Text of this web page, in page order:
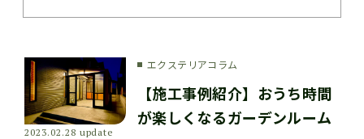
2023.02.28 update
エクステリアコラム
【施工事例紹介】おうち時間
が楽しくなるガーデンルーム